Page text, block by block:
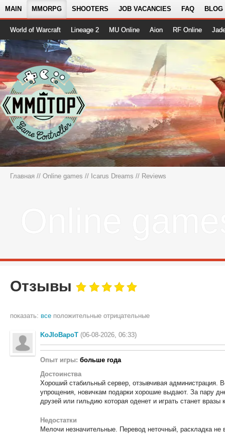
MAIN MMORPG SHOOTERS JOB VACANCIES FAQ BLOG
World of Warcraft Lineage 2 MU Online Aion RF Online
Главная // Online games // Icarus Dreams // Reviews
Отзывы
показать: все положительные отрицательные
KoJIoBapoT (06-08-2026, 06:33)
Опыт игры: больше года
Достоинства
Хороший стабильный сервер, отзывчивая администрация.
упрощения, новичкам подарки хорошие выдают. За пару
друзей или гильдию которая оденет и играть станет вразы
Недостатки
Мелочи незначительные. Перевод неточный, раскладка не